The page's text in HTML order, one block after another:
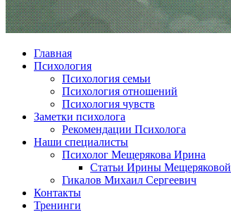
Главная
Психология
Психология семьи
Психология отношений
Психология чувств
Заметки психолога
Рекомендации Психолога
Наши специалисты
Психолог Мещерякова Ирина
Статьи Ирины Мещеряковой
Гикалов Михаил Сергеевич
Контакты
Тренинги